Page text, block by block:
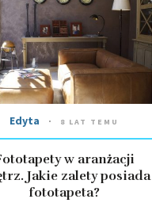
Edyta 8 LAT TEMU
w aranżacji
Jakie zalety posiada
fototapeta?